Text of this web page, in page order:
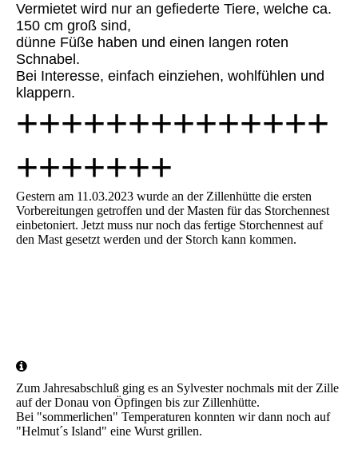
Vermietet wird nur an gefiederte Tiere, welche ca.
150 cm groß sind,
dünne Füße haben und einen langen roten
Schnabel.
Bei Interesse, einfach einziehen, wohlfühlen und
klappern.
++++++++++++++
+++++++
Gestern am 11.03.2023 wurde an der Zillenhütte die ersten
Vorbereitungen getroffen und der Masten für das Storchennest
einbetoniert. Jetzt muss nur noch das fertige Storchennest auf
den Mast gesetzt werden und der Storch kann kommen.
Zum Jahresabschluß ging es an Sylvester nochmals mit der Zille
auf der Donau von Öpfingen bis zur Zillenhütte.
Bei "sommerlichen" Temperaturen konnten wir dann noch auf
"Helmut´s Island" eine Wurst grillen.